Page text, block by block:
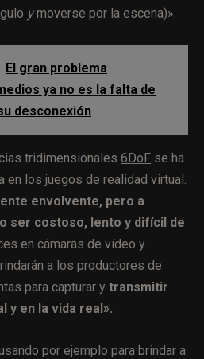
ymoverse por la escena)».
El gran problema
ya no es la falta de
desconexión
tridimensionales 6DoF se ha
en los juegos de realidad virtual.
envolvente, pero a
ser costoso, lento y difícil de
en cámaras de vídeo y
a los productores de
para capturar y transmitir
y en la vida real».
por ejemplo para brindar a